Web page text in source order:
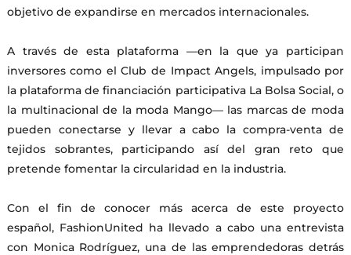
objetivo de expandirse en mercados internacionales.
A través de esta plataforma —en la que ya participan
inversores como el Club de Impact Angels, impulsado por
la plataforma de financiación participativa La Bolsa Social, o
la multinacional de la moda Mango— las marcas de moda
pueden conectarse y llevar a cabo la compra-venta de
tejidos sobrantes, participando así del gran reto que
pretende fomentar la circularidad en la industria.
Con el fin de conocer más acerca de este proyecto
español, FashionUnited ha llevado a cabo una entrevista
con Monica Rodríguez, una de las emprendedoras detrás